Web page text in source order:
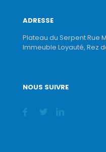
ADRESSE
Plateau du Serpent Rue
Immeuble Loyauté, Rez
NOUS SUIVRE